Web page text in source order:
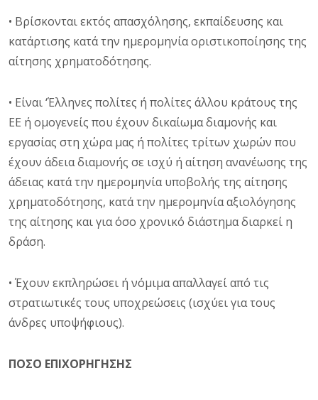
• Βρίσκονται εκτός απασχόλησης, εκπαίδευσης και
κατάρτισης κατά την ημερομηνία οριστικοποίησης της
αίτησης χρηματοδότησης.
• Είναι ‘Έλληνες πολίτες ή πολίτες άλλου κράτους της
ΕΕ ή ομογενείς που έχουν δικαίωμα διαμονής και
εργασίας στη χώρα μας ή πολίτες τρίτων χωρών που
έχουν άδεια διαμονής σε ισχύ ή αίτηση ανανέωσης της
άδειας κατά την ημερομηνία υποβολής της αίτησης
χρηματοδότησης, κατά την ημερομηνία αξιολόγησης
της αίτησης και για όσο χρονικό διάστημα διαρκεί η
δράση.
• Έχουν εκπληρώσει ή νόμιμα απαλλαγεί από τις
στρατιωτικές τους υποχρεώσεις (ισχύει για τους
άνδρες υποψήφιους).
ΠΟΣΟ ΕΠΙΧΟΡΗΓΗΣΗΣ